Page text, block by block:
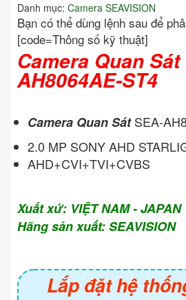
Danh mục: Camera SEAVISION
Bạn có thể dùng lệnh sau để
[code=Thông số kỹ thuật]
Camera Quan Sát
AH8064AE-ST4
Camera Quan SátSEA-
2.0 MP SONY AHD
AHD+CVI+TVI+CVBS
Xuất xứ: VIỆT NAM - JAPAN
Hãng sản xuất: SEAVISION
Lắp đặt hệ